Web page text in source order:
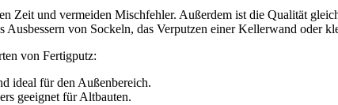
Zeit und vermeiden Mischfehler. Außerdem ist die Qualität
von Sockeln, das Verputzen einer Kellerwand oder
von Fertigputz:
ideal für den Außenbereich.
geeignet für Altbauten.